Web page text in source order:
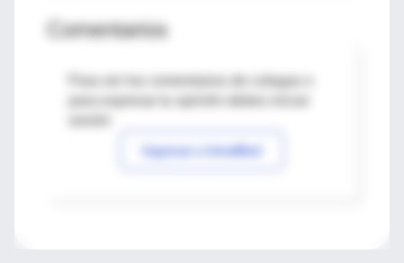
Comentarios
Para ver los comentarios de colegas o
Ingresar a IntraMed